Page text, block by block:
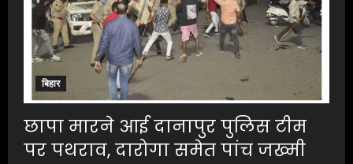
बिहार
छापा मारने आई दानापुर पुलिस टीम
पर पथराव, दारोगा समेत पांच जख्मी